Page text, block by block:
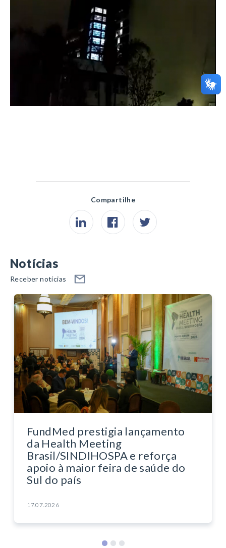
Compartilhe
Notícias
Receber notícias
FundMed prestigia lançamento
da Health Meeting
Brasil/SINDIHOSPA e reforça
apoio à maior feira de saúde do
Sul do país
17.07.2026